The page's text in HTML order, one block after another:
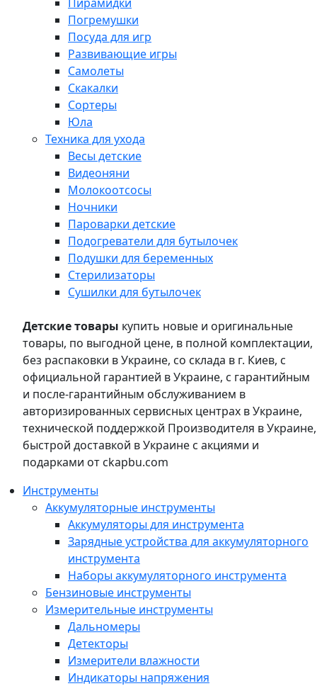
Погремушки
Посуда для игр
Развивающие игры
Самолеты
Скакалки
Сортеры
Юла
Техника для ухода
Весы детские
Видеоняни
Молокоотсосы
Ночники
Пароварки детские
Подогреватели для бутылочек
Подушки для беременных
Стерилизаторы
Сушилки для бутылочек
Детские товары купить новые и оригинальные
товары, по выгодной цене, в полной комплектации,
без распаковки в Украине, со склада в г. Киев, с
официальной гарантией в Украине, с гарантийным
и после-гарантийным обслуживанием в
авторизированных сервисных центрах в Украине,
технической поддержкой Производителя в Украине,
быстрой доставкой в Украине с акциями и
подарками от ckapbu.com
Инструменты
Аккумуляторные инструменты
Аккумуляторы для инструмента
Зарядные устройства для аккумуляторного
инструмента
Наборы аккумуляторного инструмента
Бензиновые инструменты
Измерительные инструменты
Дальномеры
Детекторы
Измерители влажности
Индикаторы напряжения